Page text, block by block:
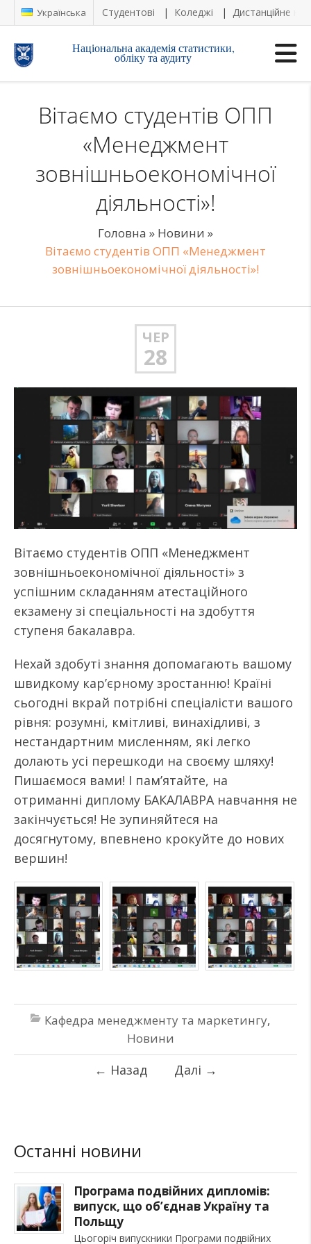
Українська Студентові Коледжі Дистанційне
Національна академія статистики,
обліку та аудиту
Вітаємо студентів ОПП
«Менеджмент
зовнішньоекономічної
діяльності»!
Головна » Новини »
Вітаємо студентів ОПП «Менеджмент
зовнішньоекономічної діяльності»!
ЧЕР
28
Вітаємо студентів ОПП «Менеджмент
зовнішньоекономічної діяльності» з
успішним складанням атестаційного
екзамену зі спеціальності на здобуття
ступеня бакалавра.
Нехай здобуті знання допомагають вашому
швидкому кар’єрному зростанню! Країні
сьогодні вкрай потрібні спеціалісти вашого
рівня: розумні, кмітливі, винахідливі, з
нестандартним мисленням, які легко
долають усі перешкоди на своєму шляху!
Пишаємося вами! І пам’ятайте, на
отриманні диплому БАКАЛАВРА навчання не
закінчується! Не зупиняйтеся на
досягнутому, впевнено крокуйте до нових
вершин!
Кафедра менеджменту та маркетингу,
Новини
← Назад Далі →
Останні новини
Програма подвійних дипломів:
випуск, що об’єднав Україну та
Польщу
Цьогоріч випускники Програми подвійних